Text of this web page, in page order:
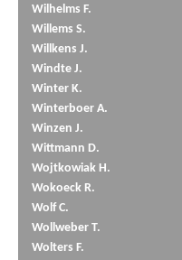
Wilhelms F.
Willems S.
Willkens J.
Windte J.
Winter K.
Winterboer A.
Winzen J.
Wittmann D.
Wojtkowiak H.
Wokoeck R.
Wolf C.
Wollweber T.
Wolters F.